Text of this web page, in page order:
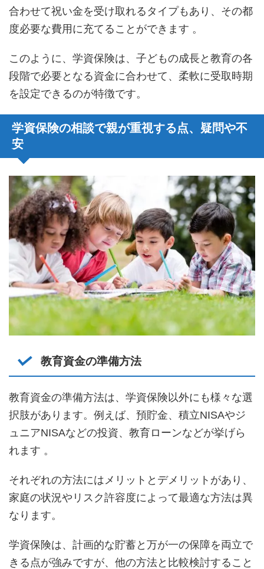
合わせて祝い金を受け取れるタイプもあり、その都
度必要な費用に充てることができます 。
このように、学資保険は、子どもの成長と教育の各
段階で必要となる資金に合わせて、柔軟に受取時期
を設定できるのが特徴です。
学資保険の相談で親が重視する点、疑問や不
安
教育資金の準備方法
教育資金の準備方法は、学資保険以外にも様々な選
択肢があります。例えば、預貯金、積立NISAやジ
ュニアNISAなどの投資、教育ローンなどが挙げら
れます 。
それぞれの方法にはメリットとデメリットがあり、
家庭の状況やリスク許容度によって最適な方法は異
なります。
学資保険は、計画的な貯蓄と万が一の保障を両立で
きる点が強みですが、他の方法と比較検討すること